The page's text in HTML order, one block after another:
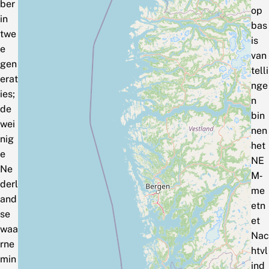
ber
in
twe
e
gen
erat
ies;
de
wei
nig
e
Ne
derl
and
se
waa
rne
min
op
bas
is
van
telli
nge
n
bin
nen
het
NE
M‑
me
etn
et
Nac
htvl
ind